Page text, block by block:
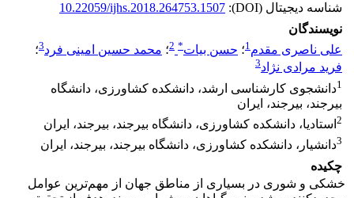
شناسه دیجیتال (DOI):
10.22059/ijhs.2018.264753.1507
نویسندگان
علی ناصری مقدم1؛ حسن بیات*
2؛ محمد حسین امینی فرد3؛
فرید مرادی نژاد3
1دانشجوی کارشناسی ارشد، دانشکده کشاورزی، دانشگاه
بیرجند، بیرجند، ایران
2 استادیا، دانشکده کشاورزی، دانشگاه بیرجند، بیرجند، ایران
3دانشیار، دانشکده کشاورزی، دانشگاه بیرجند، بیرجند، ایران
چکیده
خشکی و شوری در بسیاری از مناطق جهان از مهم‌ترین عوامل